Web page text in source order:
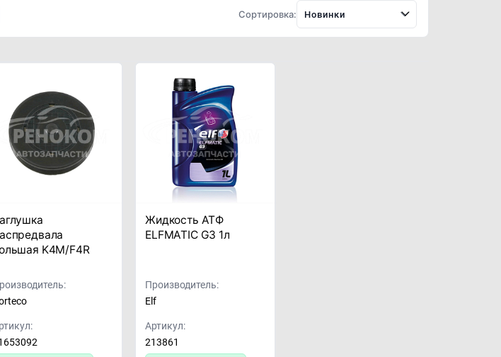
Сортировка: Новинки
K4M/F4R
Жидкость АТФ
ELFMATIC G3 1л
Производитель:
Elf
Артикул:
213861